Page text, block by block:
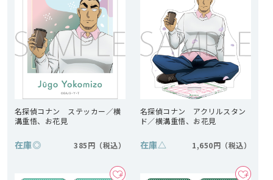
名探偵コナン ステッカー／横
溝重悟、お花見
在庫◎ 385円
名探偵コナン アクリルスタン
ド／横溝重悟、お花見
在庫△ 1,650円